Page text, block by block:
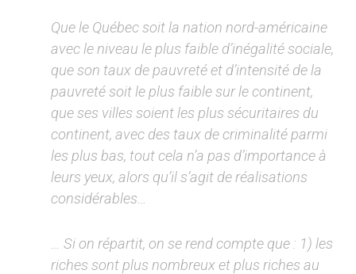
Que le Québec soit la nation nord-américaine
avec le niveau le plus faible d’inégalité sociale,
que son taux de pauvreté et d’intensité de la
pauvreté soit le plus faible sur le continent,
que ses villes soient les plus sécuritaires du
continent, avec des taux de criminalité parmi
les plus bas, tout cela n’a pas d’importance à
leurs yeux, alors qu’il s’agit de réalisations
considérables…
… Si on répartit, on se rend compte que : 1) les
riches sont plus nombreux et plus riches au